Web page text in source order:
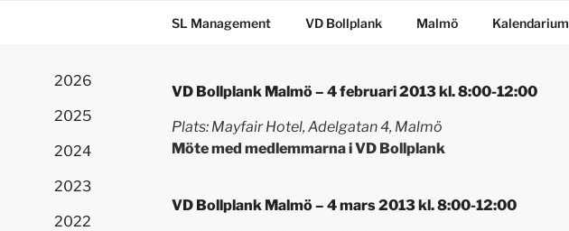
SL Management VD Bollplank Malmö Kalendarium
2026
2025
2024
2023
2022
VD Bollplank Malmö – 4 februari 2013 kl. 8:00-12:00
Plats: Mayfair Hotel, Adelgatan 4, Malmö
Möte med medlemmarna i VD Bollplank
VD Bollplank Malmö – 4 mars 2013 kl. 8:00-12:00